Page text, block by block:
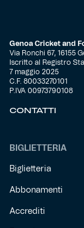
Genoa Cricket and
Via Ronchi 67, 16155
Iscritto al Registro
7 maggio 2025
C.F. 80033270101
P.IVA 00973790108
CONTATTI
BIGLIETTERIA
Biglietteria
Abbonamenti
Accrediti